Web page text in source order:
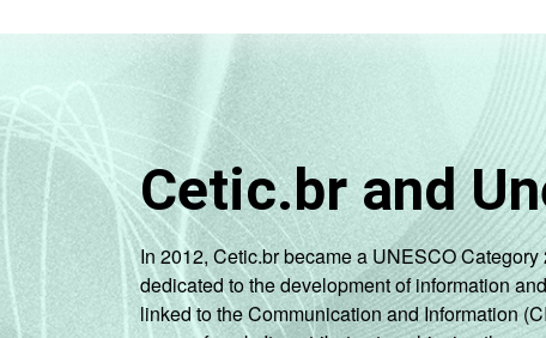
Cetic.br and
In 2012, Cetic.br became a UNESCO Category
dedicated to the development of information
linked to the Communication and Information